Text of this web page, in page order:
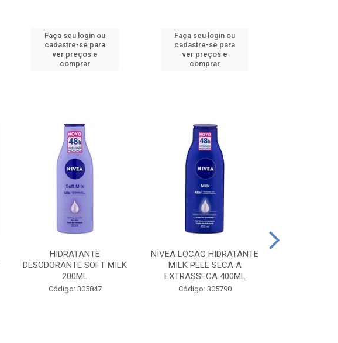
Faça seu login ou
cadastre-se para
ver preços e
comprar
Faça seu login ou
cadastre-se para
ver preços e
comprar
HIDRATANTE
DESODORANTE SOFT MILK
200ML
Código: 305847
NIVEA LOCAO HIDRATANTE
MILK PELE SECA A
EXTRASSECA 400ML
Código: 305790